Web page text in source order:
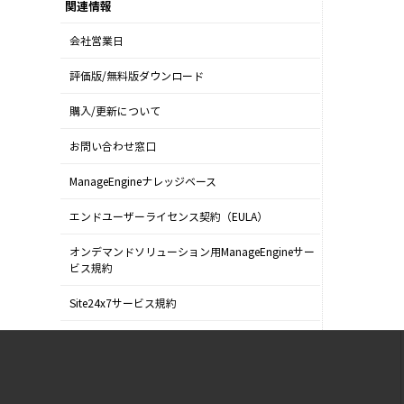
関連情報
会社営業日
評価版/無料版ダウンロード
購入/更新について
お問い合わせ窓口
ManageEngineナレッジベース
エンドユーザーライセンス契約（EULA）
オンデマンドソリューション用ManageEngineサー
ビス規約
Site24x7サービス規約